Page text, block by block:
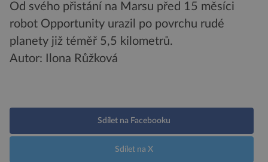
Od svého přistání na Marsu před 15 měsíci
robot Opportunity urazil po povrchu rudé
planety již téměř 5,5 kilometrů.
Autor: Ilona Růžková
Sdílet na Facebooku
Sdílet na X